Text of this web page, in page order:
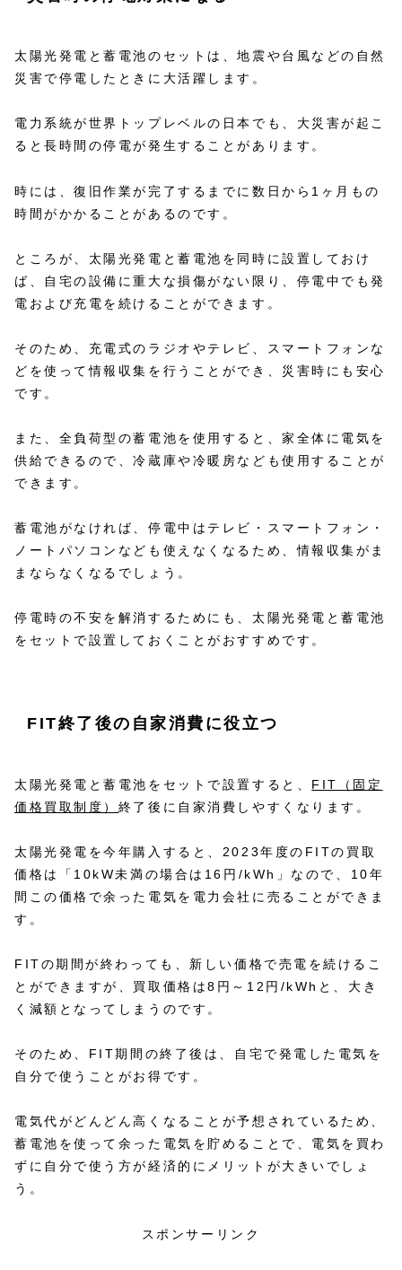
太陽光発電と蓄電池のセットは、地震や台風などの自然
災害で停電したときに大活躍します。
電力系統が世界トップレベルの日本でも、大災害が起こ
ると長時間の停電が発生することがあります。
時には、復旧作業が完了するまでに数日から1ヶ月もの
時間がかかることがあるのです。
ところが、太陽光発電と蓄電池を同時に設置しておけ
ば、自宅の設備に重大な損傷がない限り、停電中でも発
電および充電を続けることができます。
そのため、充電式のラジオやテレビ、スマートフォンな
どを使って情報収集を行うことができ、災害時にも安心
です。
また、全負荷型の蓄電池を使用すると、家全体に電気を
供給できるので、冷蔵庫や冷暖房なども使用することが
できます。
蓄電池がなければ、停電中はテレビ・スマートフォン・
ノートパソコンなども使えなくなるため、情報収集がま
まならなくなるでしょう。
停電時の不安を解消するためにも、太陽光発電と蓄電池
をセットで設置しておくことがおすすめです。
FIT終了後の自家消費に役立つ
太陽光発電と蓄電池をセットで設置すると、 FIT（固定
価格買取制度） 終了後に自家消費しやすくなります。
太陽光発電を今年購入すると、2023年度のFITの買取
価格は「10kW未満の場合は16円/kWh」なので、10年
間この価格で余った電気を電力会社に売ることができま
す。
FITの期間が終わっても、新しい価格で売電を続けるこ
とができますが、買取価格は8円～12円/kWhと、大き
く減額となってしまうのです。
そのため、FIT期間の終了後は、自宅で発電した電気を
自分で使うことがお得です。
電気代がどんどん高くなることが予想されているため、
蓄電池を使って余った電気を貯めることで、電気を買わ
ずに自分で使う方が経済的にメリットが大きいでしょ
う。
スポンサーリンク